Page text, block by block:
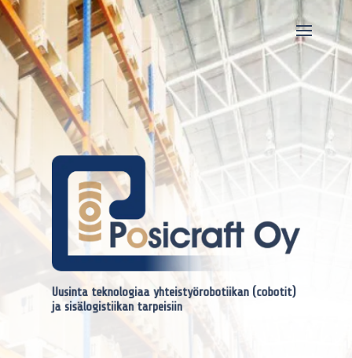
Uusinta teknologiaa yhteistyörobotiikan (cobotit)
ja sisälogistiikan tarpeisiin